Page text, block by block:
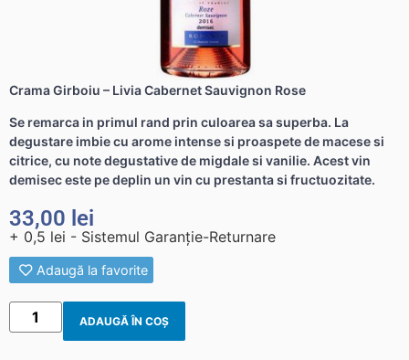
Crama Girboiu – Livia Cabernet Sauvignon Rose
Se remarca in primul rand prin culoarea sa superba. La
degustare imbie cu arome intense si proaspete de macese si
citrice, cu note degustative de migdale si vanilie. Acest vin
demisec este pe deplin un vin cu prestanta si fructuozitate.
33,00 lei
+ 0,5 lei - Sistemul Garanție-Returnare
Adaugă la favorite
ADAUGĂ ÎN COȘ